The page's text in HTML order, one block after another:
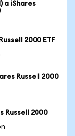
a iShares
2000 ETF
Russell 2000
Russell 2000